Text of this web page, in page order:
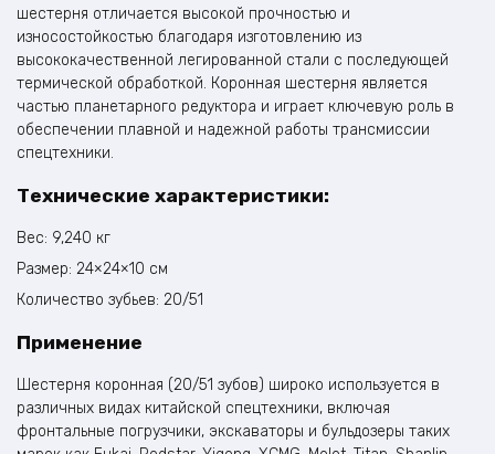
шестерня отличается высокой прочностью и
износостойкостью благодаря изготовлению из
высококачественной легированной стали с последующей
термической обработкой. Коронная шестерня является
частью планетарного редуктора и играет ключевую роль в
обеспечении плавной и надежной работы трансмиссии
спецтехники.
Технические характеристики:
Вес: 9,240 кг
Размер: 24×24×10 см
Количество зубьев: 20/51
Применение
Шестерня коронная (20/51 зубов) широко используется в
различных видах китайской спецтехники, включая
фронтальные погрузчики, экскаваторы и бульдозеры таких